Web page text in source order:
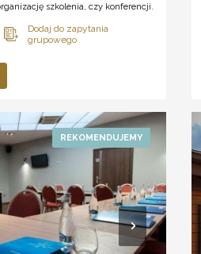
szkolenia, czy konferencji.